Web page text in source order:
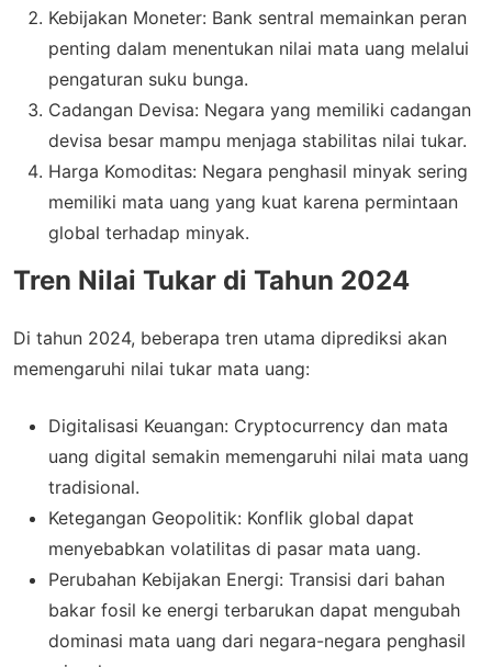
Kebijakan Moneter: Bank sentral memainkan peran
penting dalam menentukan nilai mata uang melalui
pengaturan suku bunga.
Cadangan Devisa: Negara yang memiliki cadangan
devisa besar mampu menjaga stabilitas nilai tukar.
Harga Komoditas: Negara penghasil minyak sering
memiliki mata uang yang kuat karena permintaan
global terhadap minyak.
Tren Nilai Tukar di Tahun 2024
Di tahun 2024, beberapa tren utama diprediksi akan
memengaruhi nilai tukar mata uang:
Digitalisasi Keuangan: Cryptocurrency dan mata
uang digital semakin memengaruhi nilai mata uang
tradisional.
Ketegangan Geopolitik: Konflik global dapat
menyebabkan volatilitas di pasar mata uang.
Perubahan Kebijakan Energi: Transisi dari bahan
bakar fosil ke energi terbarukan dapat mengubah
dominasi mata uang dari negara-negara penghasil